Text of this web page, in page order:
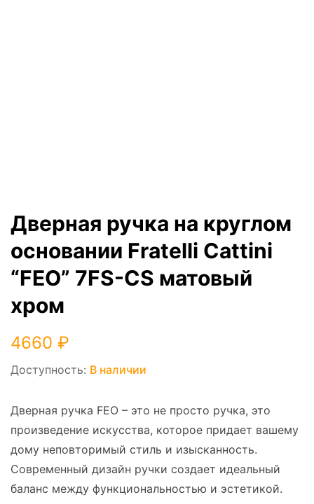
Дверная ручка на круглом
основании Fratelli Cattini
“FEO” 7FS-CS матовый
хром
4660 ₽
Доступность: В наличии
Дверная ручка FEO – это не просто ручка, это
произведение искусства, которое придает вашему
дому неповторимый стиль и изысканность.
Современный дизайн ручки создает идеальный
баланс между функциональностью и эстетикой.